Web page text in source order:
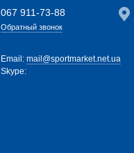
067 911-73-88
Обратный звонок
Email:mail@sportmarket.net.ua
Skype: